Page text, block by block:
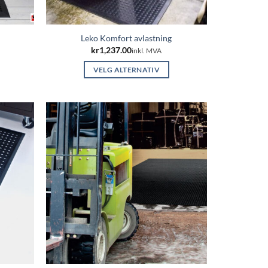
Leko Komfort avlastning
kr1,237.00inkl. MVA
VELG ALTERNATIV
har
flere
varianter.
Alternativene
kan
velges
på
produktsiden